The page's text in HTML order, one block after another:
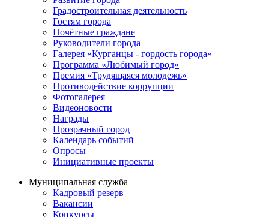
Градостроительная деятельность
Гостям города
Почётные граждане
Руководители города
Галерея «Курганцы - гордость города»
Программа «Любимый город»
Премия «Трудящаяся молодежь»
Противодействие коррупции
Фотогалерея
Видеоновости
Награды
Прозрачный город
Календарь событий
Опросы
Инициативные проекты
Муниципальная служба
Кадровый резерв
Вакансии
Конкурсы